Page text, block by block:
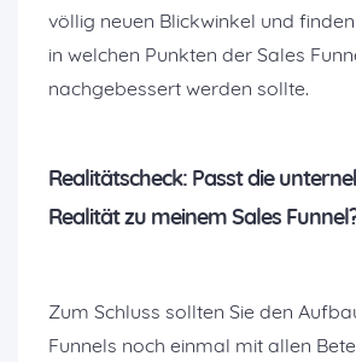
völlig neuen Blickwinkel und
in welchen Punkten der Sales
nachgebessert werden sollte.
Realitätscheck: Passt die
Realität zu meinem Sales
Zum Schluss sollten Sie den
Funnels noch einmal mit allen